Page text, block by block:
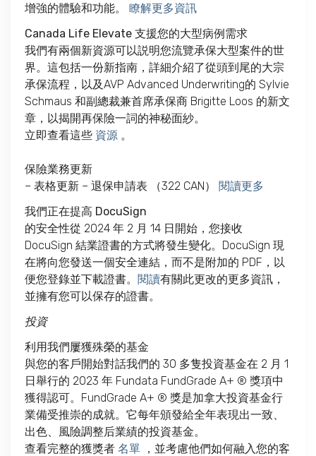
增強的體驗和功能。 瞭解更多資訊
Canada Life Elevate 支援您的大型病例需求
我們有兩個新資源可以説明您流覽承保大型案件的世
界。這包括一份新指南，詳細介紹了從頭到尾的大宗
承保流程，以及AVP Advanced Underwriting的 Sylvie
Schmaus 和副總裁兼首席承保商 Brigitte Loos 的新文
章，以揭開再保險一詞的神秘面紗。
立即查看這些 資源 。
保險業務更新
– 表格更新 – 退保申請表 （322 CAN） 閱讀更多
我們正在提高 DocuSign
的安全性從 2024 年 2 月 14 日開始，您接收
DocuSign 結業證書的方式將發生變化。DocuSign 現
在將向您發送一個安全連結，而不是附加的 PDF，以
便您登錄並下載證書。 閱讀有關此更改的更多資訊，
並擁有您可以保存的證書。
投資
利用我們屢獲殊榮的基金
與您的客戶開始對話我們的 30 多隻投資基金在 2 月 1
日舉行的 2023 年 Fundata FundGrade A+ ® 獎項中
獲得認可。FundGrade A+ ® 獎是加拿大投資基金行
業備受推崇的成就。它每年頒發給全年表現出一致、
出色、風險調整后業績的投資基金。
查看完整的獲獎者 名單 ，並考慮他們如何融入您的客